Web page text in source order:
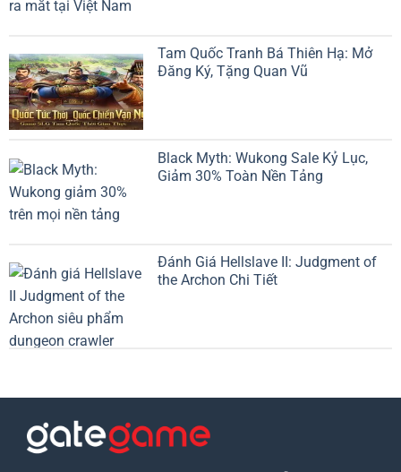
Tam Quốc Tranh Bá Thiên Hạ: Mở
Đăng Ký, Tặng Quan Vũ
Black Myth: Wukong Sale Kỷ Lục,
Giảm 30% Toàn Nền Tảng
Đánh Giá Hellslave II: Judgment of
the Archon Chi Tiết